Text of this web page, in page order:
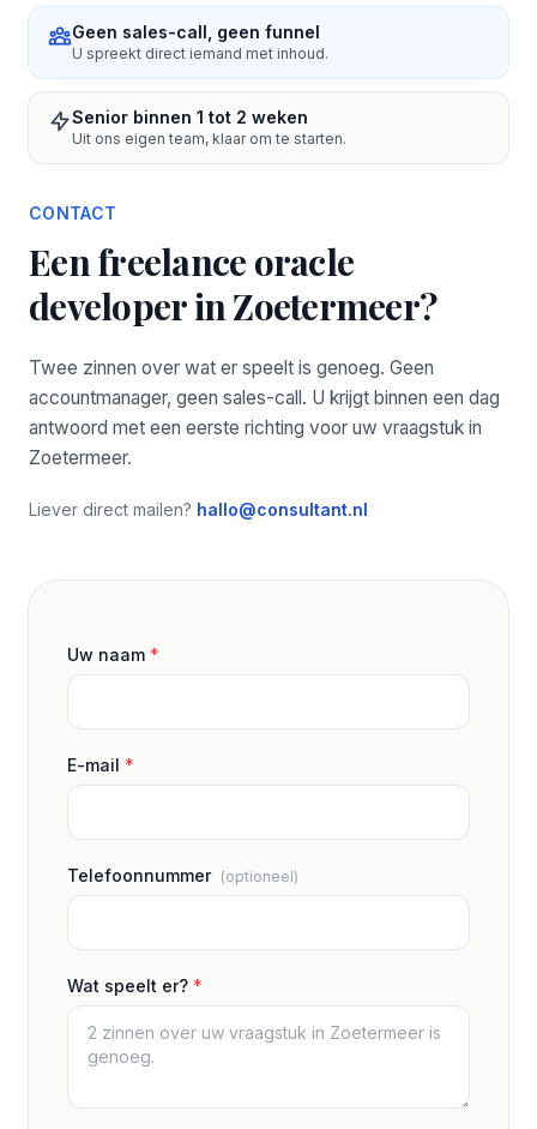
Geen sales-call, geen funnel
U spreekt direct iemand met inhoud.
Senior binnen 1 tot 2 weken
Uit ons eigen team, klaar om te starten.
CONTACT
Een freelance oracle
developer in Zoetermeer?
Twee zinnen over wat er speelt is genoeg. Geen
accountmanager, geen sales-call. U krijgt binnen een dag
antwoord met een eerste richting voor uw vraagstuk in
Zoetermeer.
Liever direct mailen? hallo@consultant.nl
Uw naam *
E-mail *
Telefoonnummer (optioneel)
Wat speelt er? *